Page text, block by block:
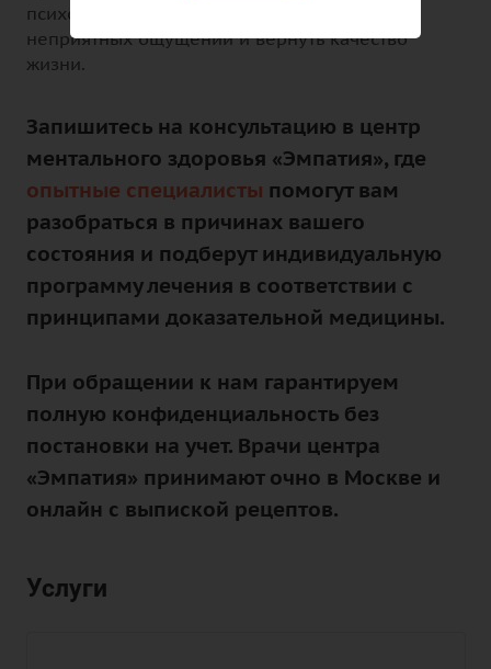
психотерапевтом поможет избавиться от
неприятных ощущений и вернуть качество
жизни.
Запишитесь на консультацию в центр
ментального здоровья «Эмпатия», где
опытные специалисты помогут вам
разобраться в причинах вашего
состояния и подберут индивидуальную
программу лечения в соответствии с
принципами доказательной медицины.
При обращении к нам гарантируем
полную конфиденциальность без
постановки на учет. Врачи центра
«Эмпатия» принимают очно в Москве и
онлайн с выпиской рецептов.
Услуги